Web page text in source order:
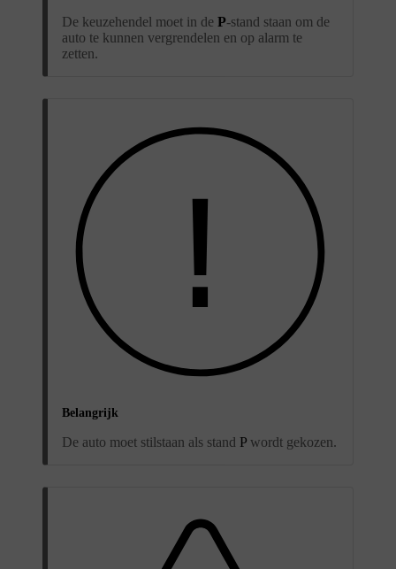
De keuzehendel moet in de P-stand staan om de
auto te kunnen vergrendelen en op alarm te
zetten.
Belangrijk
De auto moet stilstaan als stand P wordt gekozen.